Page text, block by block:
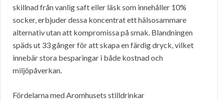
skillnad från vanlig saft eller läsk som innehåller 10%
socker, erbjuder dessa koncentrat ett hälsosammare
alternativ utan att kompromissa på smak. Blandningen
späds ut 33 gånger för att skapa en färdig dryck, vilket
innebär stora besparingar i både kostnad och
miljöpåverkan.
Fördelarna med Aromhusets stilldrinkar